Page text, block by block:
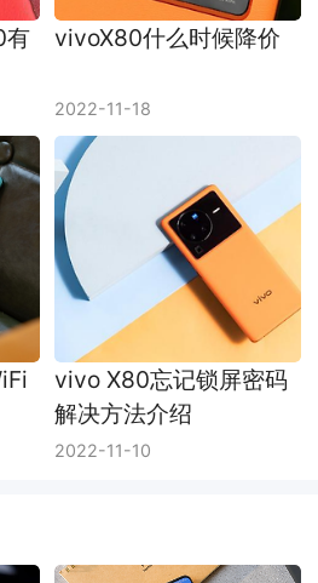
有
vivoX80什么时候降价
2022-11-18
vivo X80忘记锁屏密码
解决方法介绍
2022-11-10